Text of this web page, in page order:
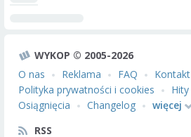
WYKOP © 2005-2026
O nas
Reklama FAQ Kontakt
Polityka prywatności i cookies
Hity
Osiągnięcia
Changelog
więcej
RSS